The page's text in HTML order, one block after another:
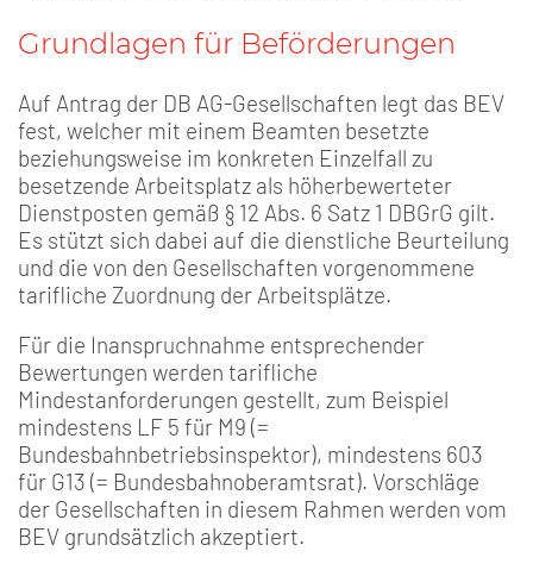
Grundlagen für Beförderungen
Auf Antrag der DB AG-Gesellschaften legt das BEV
fest, welcher mit einem Beamten besetzte
beziehungsweise im konkreten Einzelfall zu
besetzende Arbeitsplatz als höherbewerteter
Dienstposten gemäß § 12 Abs. 6 Satz 1 DBGrG gilt.
Es stützt sich dabei auf die dienstliche Beurteilung
und die von den Gesellschaften vorgenommene
tarifliche Zuordnung der Arbeitsplätze.
Für die Inanspruchnahme entsprechender
Bewertungen werden tarifliche
Mindestanforderungen gestellt, zum Beispiel
mindestens LF 5 für M9 (=
Bundesbahnbetriebsinspektor), mindestens 603
für G13 (= Bundesbahnoberamtsrat). Vorschläge
der Gesellschaften in diesem Rahmen werden vom
BEV grundsätzlich akzeptiert.